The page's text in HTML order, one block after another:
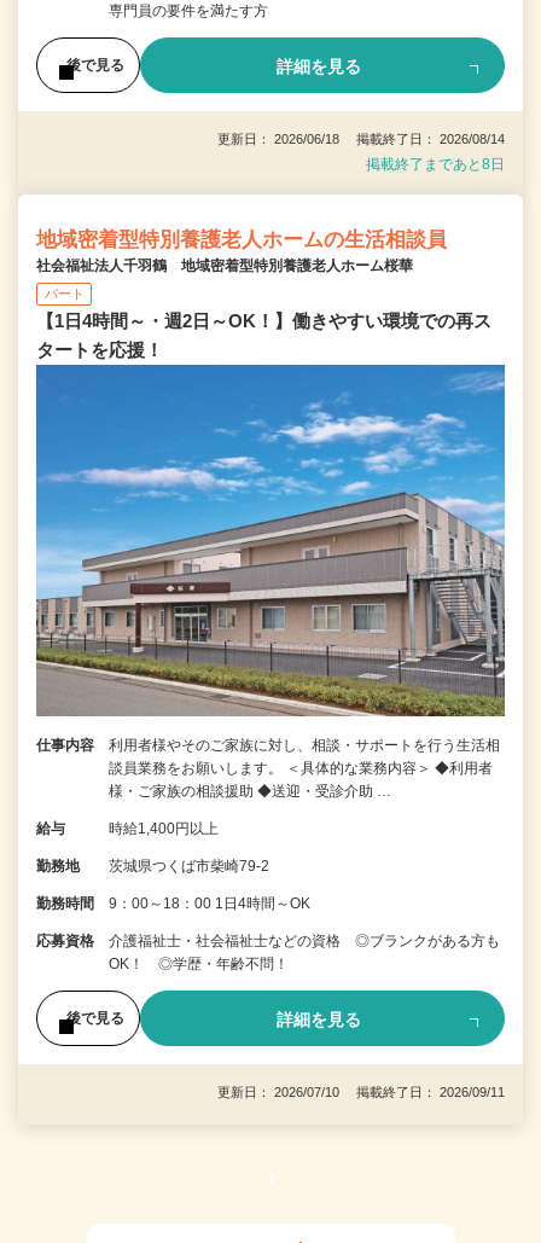
専門員の要件を満たす方
後で見る 詳細を見る
更新日： 2026/06/18 掲載終了日： 2026/08/14
掲載終了まであと8日
地域密着型特別養護老人ホームの生活相談員
社会福祉法人千羽鶴 地域密着型特別養護老人ホーム桜華
パート
【1日4時間～・週2日～OK！】働きやすい環境での再ス
タートを応援！
仕事内容
利用者様やそのご家族に対し、相談・サポートを行う生活相
談員業務をお願いします。 ＜具体的な業務内容＞ ◆利用者
様・ご家族の相談援助 ◆送迎・受診介助 …
給与 時給1,400円以上
勤務地 茨城県つくば市柴崎79-2
勤務時間 9：00～18：00 1日4時間～OK
応募資格
介護福祉士・社会福祉士などの資格 ◎ブランクがある方も
OK！ ◎学歴・年齢不問！
後で見る 詳細を見る
更新日： 2026/07/10 掲載終了日： 2026/09/11
1